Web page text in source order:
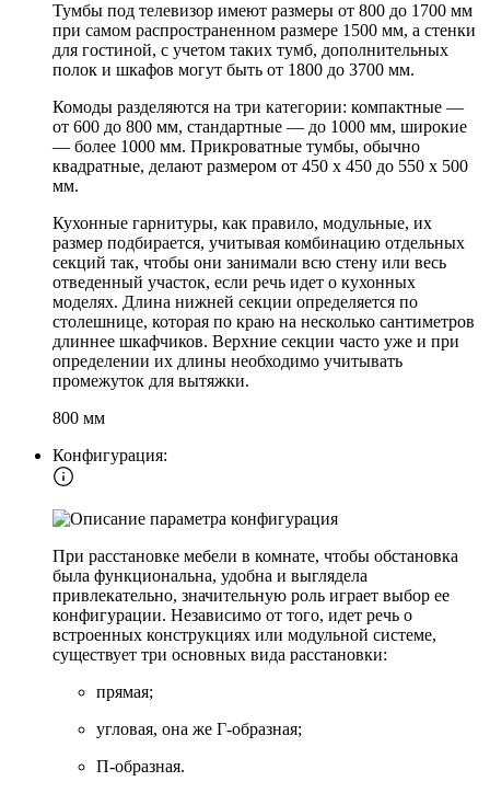
Тумбы под телевизор имеют размеры от 800 до 1700 мм
при самом распространенном размере 1500 мм, а стенки
для гостиной, с учетом таких тумб, дополнительных
полок и шкафов могут быть от 1800 до 3700 мм.
Комоды разделяются на три категории: компактные —
от 600 до 800 мм, стандартные — до 1000 мм, широкие
— более 1000 мм. Прикроватные тумбы, обычно
квадратные, делают размером от 450 х 450 до 550 х 500
мм.
Кухонные гарнитуры, как правило, модульные, их
размер подбирается, учитывая комбинацию отдельных
секций так, чтобы они занимали всю стену или весь
отведенный участок, если речь идет о кухонных
моделях. Длина нижней секции определяется по
столешнице, которая по краю на несколько сантиметров
длиннее шкафчиков. Верхние секции часто уже и при
определении их длины необходимо учитывать
промежуток для вытяжки.
800 мм
Конфигурация:
При расстановке мебели в комнате, чтобы обстановка
была функциональна, удобна и выглядела
привлекательно, значительную роль играет выбор ее
конфигурации. Независимо от того, идет речь о
встроенных конструкциях или модульной системе,
существует три основных вида расстановки:
прямая;
угловая, она же Г-образная;
П-образная.